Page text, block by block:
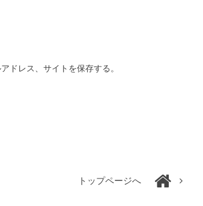
ドレス、サイトを保存する。
トップページへ